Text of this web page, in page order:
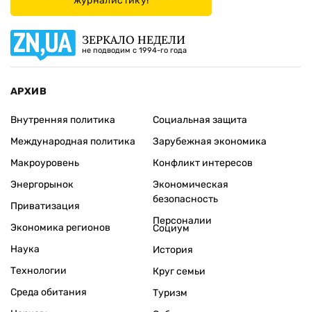
ЗЕРКАЛО НЕДЕЛИ
не подводим с 1994-го года
АРХИВ
Внутренняя политика
Международная политика
Макроуровень
Энергорынок
Приватизация
Экономика регионов
Социальная защита
Зарубежная экономика
Конфликт интересов
Экономическая
безопасность
Персоналии
Наука
Технологии
Среда обитания
Социум
История
Круг семьи
Туризм